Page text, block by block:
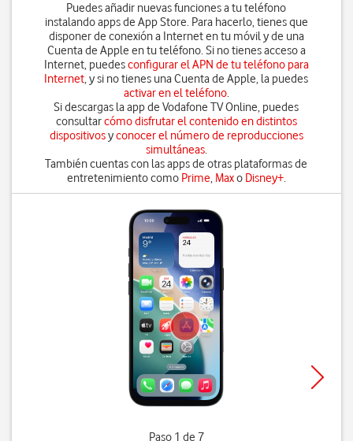
Puedes añadir nuevas funciones a tu teléfono
instalando apps de App Store. Para hacerlo, tienes que
disponer de conexión a Internet en tu móvil y de una
Cuenta de Apple en tu teléfono. Si no tienes acceso a
Internet, puedesconfigurar el APN de tu teléfono para
Internet, y si no tienes una Cuenta de Apple, la puedes
activar en el teléfono.
Si descargas la app de Vodafone TV Online, puedes
consultarcómo disfrutar el contenido en distintos
dispositivosyconocer el número de reproducciones
simultáneas.
También cuentas con las apps de otras plataformas de
entretenimiento como Prime, Maxo Disney+.
Paso 1 de 7